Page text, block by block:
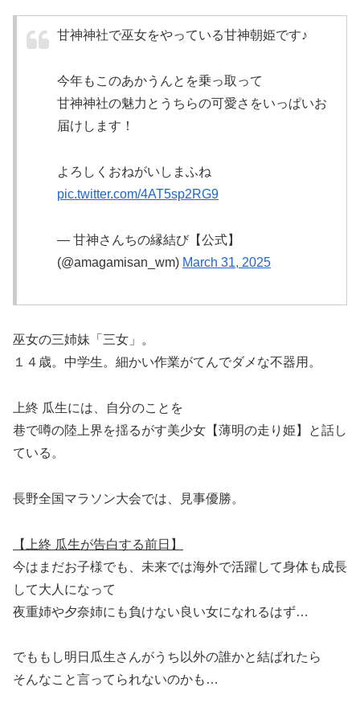
甘神神社で巫女をやっている甘神朝姫です♪
今年もこのあかうんとを乗っ取って
甘神神社の魅力とうちらの可愛さをいっぱいお
届けします！
よろしくおねがいしまふね
pic.twitter.com/4AT5sp2RG9
— 甘神さんちの縁結び【公式】
(@amagamisan_wm) March 31, 2025
巫女の三姉妹「三女」。
１４歳。中学生。細かい作業がてんでダメな不器用。
上終 瓜生には、自分のことを
巷で噂の陸上界を揺るがす美少女【薄明の走り姫】と話し
ている。
長野全国マラソン大会では、見事優勝。
【上終 瓜生が告白する前日】
今はまだお子様でも、未来では海外で活躍して身体も成長
して大人になって
夜重姉や夕奈姉にも負けない良い女になれるはず…
でももし明日瓜生さんがうち以外の誰かと結ばれたら
そんなこと言ってられないのかも…